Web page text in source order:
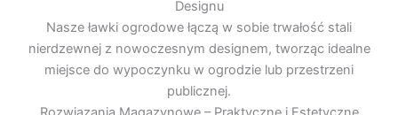
Designu
Nasze ławki ogrodowe łączą w sobie trwałość stali
nierdzewnej z nowoczesnym designem, tworząc idealne
miejsce do wypoczynku w ogrodzie lub przestrzeni
publicznej.